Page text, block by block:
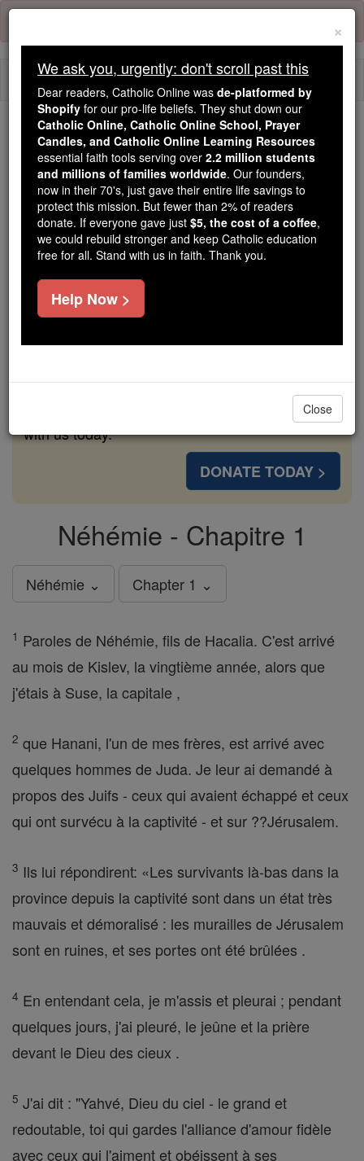
Skip
content
Because of You, 2.2 Million
Students Are Being Formed in the
Faith
Because of generous supporters like you,
Catholic Online School has already delivered
free, faithful Catholic education to over 2.2
million students across 193 countries. In an age
of noise and algorithms, you are helping form
souls with truth, prayer, Scripture, and Christ.
If everyone who reads this gave just $5 — the
families and keep this life-changing formation
free for all. Be Courageous. Be Catholic. Stand
with us today.
DONATE TODAY >
Néhémie - Chapitre 1
Néhémie ⌄ Chapter 1 ⌄
1 Paroles de Néhémie, fils de Hacalia. C'est arrivé
au mois de Kislev, la vingtième année, alors que
j'étais à Suse, la capitale ,
2 que Hanani, l'un de mes frères, est arrivé avec
quelques hommes de Juda. Je leur ai demandé à
propos des Juifs - ceux qui avaient échappé et ceux
qui ont survécu à la captivité - et sur ??Jérusalem.
3 Ils lui répondirent: «Les survivants là-bas dans la
province depuis la captivité sont dans un état très
mauvais et démoralisé : les murailles de Jérusalem
sont en ruines, et ses portes ont été brûlées .
4 En entendant cela, je m'assis et pleurai ; pendant
quelques jours, j'ai pleuré, le jeûne et la prière
devant le Dieu des cieux .
5 J'ai dit : "Yahvé, Dieu du ciel - le grand et
redoutable, toi qui gardes l'alliance d'amour fidèle
avec ceux qui l'aiment et obéissent à ses
×
We ask you, urgently: don't scroll past this
Dear readers, Catholic Online was de-platformed by
Shopify for our pro-life beliefs. They shut down our
Catholic Online, Catholic Online School, Prayer
Candles, and Catholic Online Learning Resources
essential faith tools serving over 2.2 million students
and millions of families worldwide. Our founders,
now in their 70's, just gave their entire life savings to
protect this mission. But fewer than 2% of readers
donate. If everyone gave just $5, the cost of a coffee,
we could rebuild stronger and keep Catholic education
free for all. Stand with us in faith. Thank you.
Help Now >
Close